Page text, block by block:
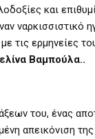
και
ναρκισσιστικό
τις ερμηνείες
Βαμπούλα..
του, ένας
απεικόνιση